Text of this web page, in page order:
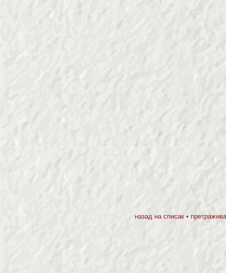
назад на списак•